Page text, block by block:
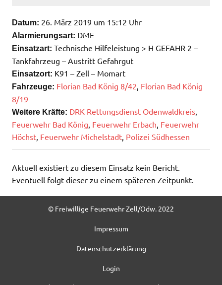
Datum: 26. März 2019 um 15:12 Uhr
Alarmierungsart: DME
Einsatzart: Technische Hilfeleistung > H GEFAHR 2 –
Tankfahrzeug – Austritt Gefahrgut
Einsatzort: K91 – Zell – Momart
Fahrzeuge: Florian Bad König 8/42, Florian Bad König
8/19
Weitere Kräfte: DRK Rettungsdienst Odenwaldkreis,
Feuerwehr Bad König, Feuerwehr Erbach, Feuerwehr
Höchst, Feuerwehr Michelstadt, Polizei Südhessen
Aktuell existiert zu diesem Einsatz kein Bericht.
Eventuell folgt dieser zu einem späteren Zeitpunkt.
© Freiwillige Feuerwehr Zell/Odw. 2022
Impressum
Datenschutzerklärung
Login